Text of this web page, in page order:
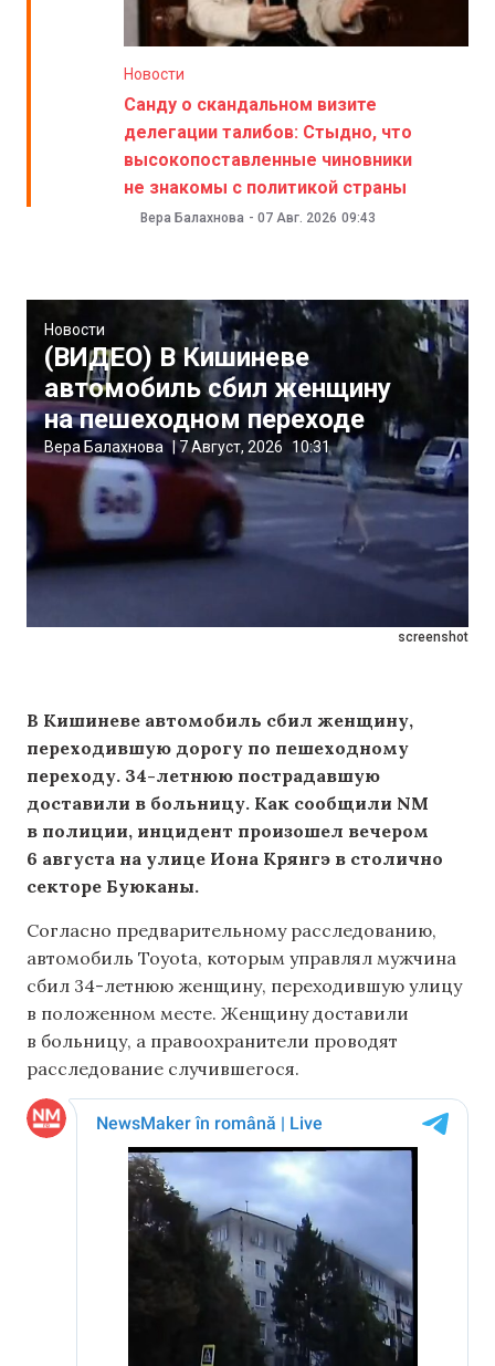
Новости
Санду о скандальном визите
делегации талибов: Стыдно, что
высокопоставленные чиновники
не знакомы с политикой страны
Вера Балахнова - 07 Авг. 2026 09:43
screenshot
Новости
(ВИДЕО) В Кишиневе
автомобиль сбил женщину
на пешеходном переходе
Вера Балахнова |7 Август, 2026 10:31
В Кишиневе автомобиль сбил женщину,
переходившую дорогу по пешеходному
переходу. 34-летнюю пострадавшую
доставили в больницу. Как сообщили NM
в полиции, инцидент произошел вечером
6 августа на улице Иона Крянгэ в столично
секторе Буюканы.
Согласно предварительному расследованию,
автомобиль Toyota, которым управлял мужчина
сбил 34-летнюю женщину, переходившую улицу
в положенном месте. Женщину доставили
в больницу, а правоохранители проводят
расследование случившегося.